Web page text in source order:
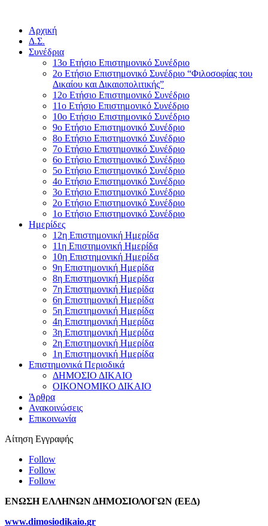
Αρχική
Δ.Σ.
Συνέδρια
13ο Ετήσιο Επιστημονικό Συνέδριο
2ο Ετήσιο Επιστημονικό Συνέδριο “Φιλοσοφίας του
Δικαίου και Δικαιοπολιτικής”
12ο Ετήσιο Επιστημονικό Συνέδριο
11ο Ετήσιο Επιστημονικό Συνέδριο
10ο Ετήσιο Επιστημονικό Συνέδριο
9ο Ετήσιο Επιστημονικό Συνέδριο
8ο Ετήσιο Επιστημονικό Συνέδριο
7ο Ετήσιο Επιστημονικό Συνέδριο
6ο Ετήσιο Επιστημονικό Συνέδριο
5ο Ετήσιο Επιστημονικό Συνέδριο
4ο Ετήσιο Επιστημονικό Συνέδριο
3ο Ετήσιο Επιστημονικό Συνέδριο
2ο Ετήσιο Επιστημονικό Συνέδριο
1ο Ετήσιο Επιστημονικό Συνέδριο
Ημερίδες
12η Επιστημονική Ημερίδα
11η Επιστημονική Ημερίδα
10η Επιστημονική Ημερίδα
9η Επιστημονική Ημερίδα
8η Επιστημονική Ημερίδα
7η Επιστημονική Ημερίδα
6η Επιστημονική Ημερίδα
5η Επιστημονική Ημερίδα
4η Επιστημονική Ημερίδα
3η Επιστημονική Ημερίδα
2η Επιστημονική Ημερίδα
1η Επιστημονική Ημερίδα
Επιστημονικά Περιοδικά
ΔΗΜΟΣΙΟ ΔΙΚΑΙΟ
ΟΙΚΟΝΟΜΙΚΟ ΔΙΚΑΙΟ
Άρθρα
Ανακοινώσεις
Επικοινωνία
Αίτηση Εγγραφής
Follow
Follow
Follow
ΕΝΩΣΗ ΕΛΛΗΝΩΝ ΔΗΜΟΣΙΟΛΟΓΩΝ (ΕΕΔ)
www.dimosiodikaio.gr